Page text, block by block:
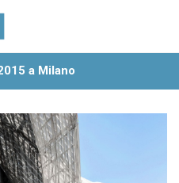
Il gruppo
Partner
Ambiente
Stabilimenti
Rete commerciale
Ufficio Tecnico
a Milano